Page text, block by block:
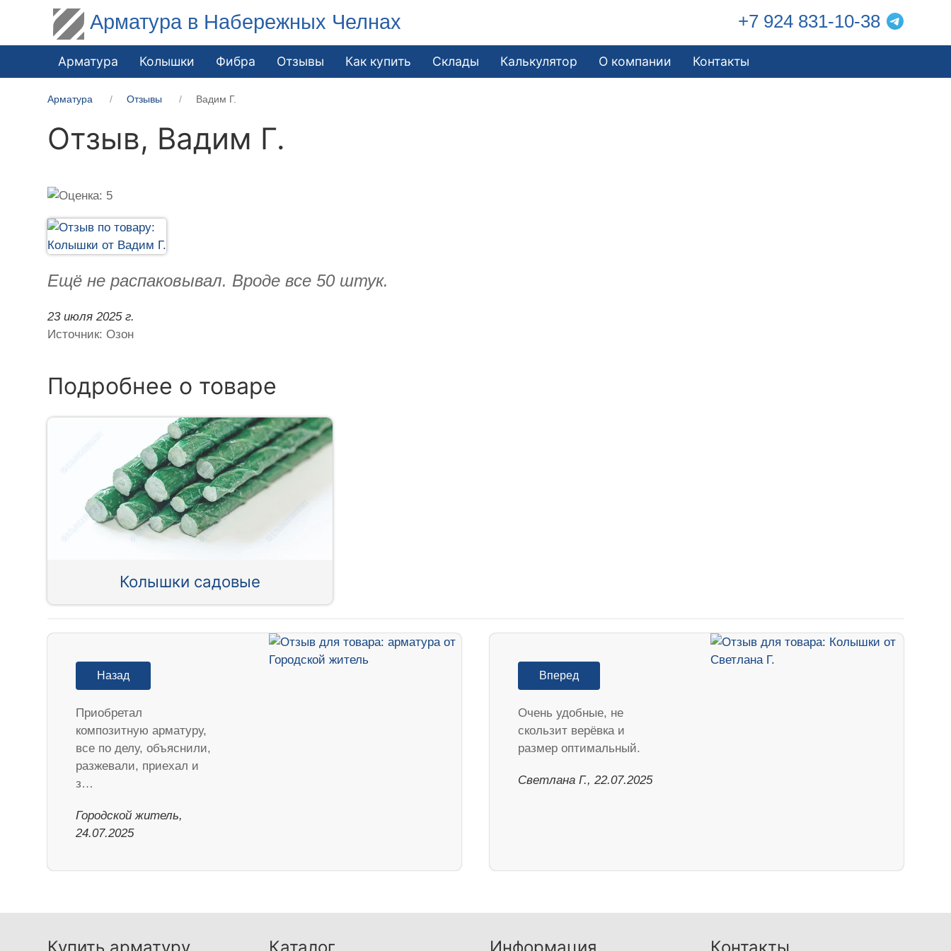
Арматура в Набережных Челнах +7 924 831-10-38
Арматура Колышки Фибра Отзывы Как купить Склады Калькулятор О компании Контакты
Арматура Отзывы Вадим Г.
Отзыв, Вадим Г.
Ещё не распаковывал. Вроде все 50 штук.
23 июля 2025 г.
Источник: Озон
Подробнее о товаре
Колышки садовые
Назад
Приобретал
композитную арматуру,
все по делу, объяснили,
разжевали, приехал и
з…
Городской житель,
24.07.2025
Вперед
Очень удобные, не
скользит верёвка и
размер оптимальный.
Светлана Г., 22.07.2025
Купить арматуру Каталог Информация Контакты